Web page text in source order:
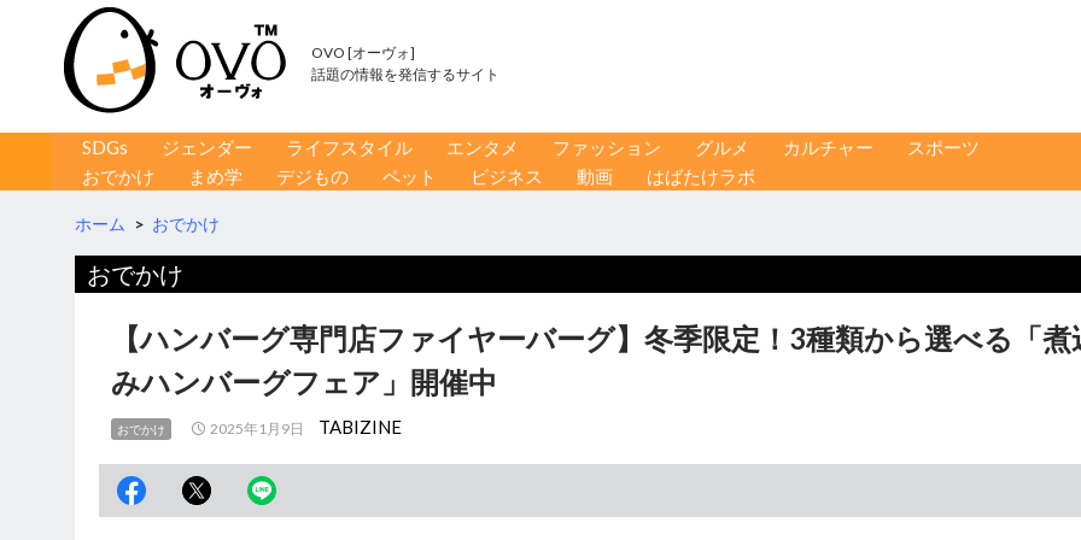
OVO [オーヴォ]
話題の情報を発信するサイト
コンテンツへ移動
SDGs ジェンダー ライフスタイル エンタメ ファッション グルメ カルチャー
スポーツ
おでかけ
まめ学 デジもの ペット ビジネス 動画 はばたけラボ
ホーム > おでかけ
おでかけ
【ハンバーグ専門店ファイヤーバーグ】冬季限定！3種類から選べる「煮
みハンバーグフェア」開催中
おでかけ 2025年1月9日 TABIZINE